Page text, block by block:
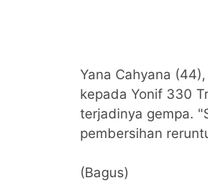
Yana Cahyana
kepada Yonif 330
terjadinya gempa.
pembersihan
(Bagus)